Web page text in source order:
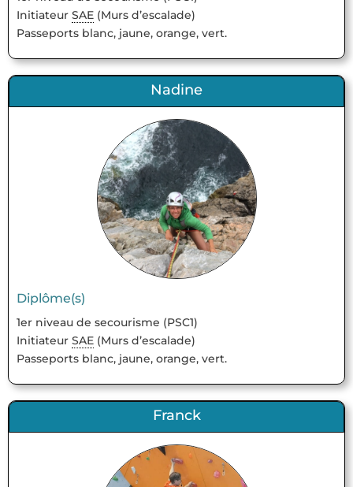
Initiateur SAE (Murs d’escalade)
Passeports blanc, jaune, orange, vert.
Nadine
Diplôme(s)
1er niveau de secourisme (PSC1)
Initiateur SAE (Murs d’escalade)
Passeports blanc, jaune, orange, vert.
Franck